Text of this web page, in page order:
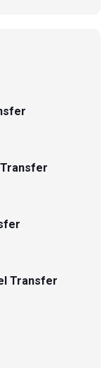
Transfer